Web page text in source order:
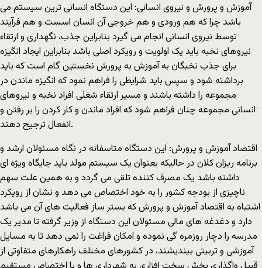
آموزش و پرورش و نیروی انسانی: این دستگاه انسانی ترین سیستم می
باشد چرا که هم ورودی و هم خروجی آن انسان اسست و هم فرآیند
توسط نیروی انسانی انجام می گیرد بنابراین جذب، نگهداری و ارتقاء
نیروهای نخبه باید یک اولویت و رویکرد اصلی باشد بنابراین ایجاد انگیزه
برای جذب نخبگان به آموزش به پرورش نخستین گام است که باید
برداشته شود و سپس باید شرایطی را فراهم نمود که انگیزه ماندن در
مجموعه را داشته باشند و مسیر ارتقاء شغلی افراد نخبه و نیروهای
انسانی مجموعه چنان فراهم شود که افراد ماندن و کار کردن را بر رفتن و
انفعال ترجیح دهند.
اقتصاد آموزش و پرورش: این دستگاه متاسفانه در نگاه مسئولان ارشد و
برنامه ریزان کلان در حالیکه بعنوان یک سیستم مولد باید جایگاه ویژه ای
داشته باشد یک مصرف کننده تلقی می گردد و به همین علت سهم
ناچیزی از بودجه کشور را به خود اختصاص می دهد و نشان از رویکرد
اشتباه به اقتصاد آموزش و پرورش که بستر ساز فعالیت های آن می باشد
دارد و دغدغه های مالی مسئولان این دستگاه از وزیر گرفته تا مدیر یک
مدرسه را دچار روزمره گی نموده و امکان فراغت را نمی دهد تا به مسایل
آموزشی و تربیتی بیندیشند، در کشورهای مختلف راهکارهای متفاوتی از